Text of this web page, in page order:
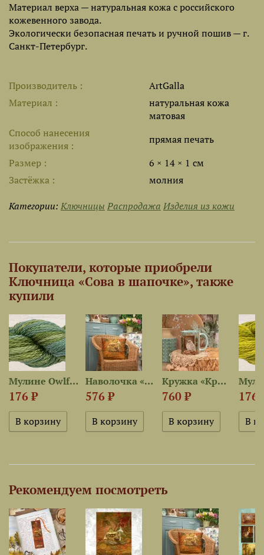
Материал верха — натуральная кожа с российского
кожевенного завода.
Экологически безопасная печать и ручной пошив — г.
Санкт-Петербург.
Производитель
ArtGalla
Материал
натуральная кожа
матовая
Способ нанесения
изображения
прямая печать
Размер
6 × 14 × 1 см
Застёжка
молния
Категории: Ключницы Распродажа Изделия из кожи
Покупатели, которые приобрели
Ключница «Сова в шапочке», также
купили
Мулине Owlforest 3322 —...
176 ₽
Наволочка «Сова в шапочке»
576 ₽
Кружка «Крылатая мастерица»
760 ₽ 176
Рекомендуем посмотреть